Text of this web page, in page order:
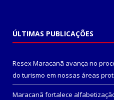
ÚLTIMAS PUBLICAÇÕES
Resex Maracanã avança no
do turismo em nossas áreas
Maracanã fortalece